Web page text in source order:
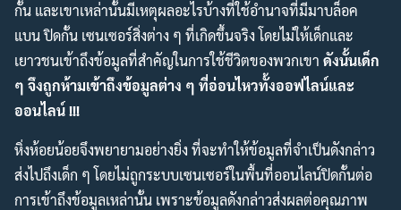
กั้น และเขาเหล่านั้นมีเหตุผลอะไรบ้างที่ใช้อำนาจที่มีมาบล็อค
แบน ปิดกั้น เซนเซอร์สิ่งต่าง ๆ ที่เกิดขึ้นจริง โดยไม่ให้เด็กและ
เยาวชนเข้าถึงข้อมูลที่สำคัญในการใช้ชีวิตของพวกเขา ดังนั้นเด็ก
ๆ จึงถูกห้ามเข้าถึงข้อมูลต่าง ๆ ที่อ่อนไหวทั้งออฟไลน์และ
ออนไลน์ !!!
หิ่งห้อยน้อยจึงพยายามอย่างยิ่ง ที่จะทำให้ข้อมูลที่จำเป็นดังกล่าว
ส่งไปถึงเด็ก ๆ โดยไม่ถูกระบบเซนเซอร์ในพื้นที่ออนไลน์ปิดกั้นต่อ
การเข้าถึงข้อมูลเหล่านั้น เพราะข้อมูลดังกล่าวส่งผลต่อคุณภาพ